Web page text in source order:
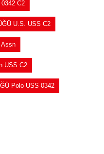
C2
U.S. USS C2
Assn
USS C2
Polo USS 0342